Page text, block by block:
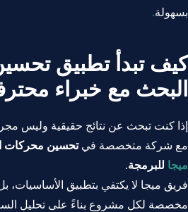
بسهولة.
كيف تبدأ تطبيق
البحث مع خبراء
إذا كنت تبحث عن نتائج حقيقية وليس
مع شركة متخصصة فيتحسين محركات
ميجا للبرمجة.
فريق ميجا لا يكتفي بتطبيق الأساسيات، بل
مخصصة لكل مشروع بناءً على تحليل